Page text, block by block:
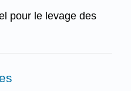
pour le levage des